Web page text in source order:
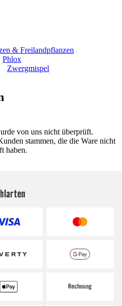
& Freilandpflanzen
Phlox
Zwergmispel
von uns nicht überprüft.
stammen, die die Ware nicht
haben.